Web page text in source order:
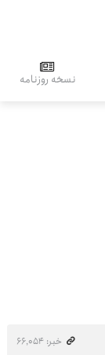
نسخه روزنامه
خبر: ۶۶٬۰۵۴